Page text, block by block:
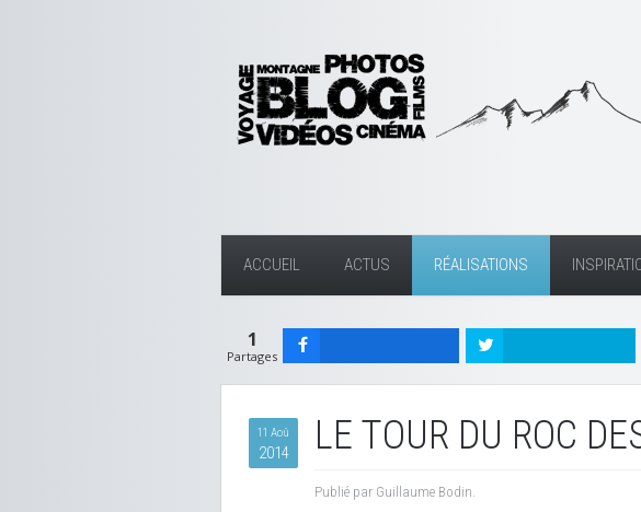
ACCUEIL ACTUS RÉALISATIONS
1
Partages
11 Aoû
2014 LE TOUR DU ROC
Publié par Guillaume Bodin.